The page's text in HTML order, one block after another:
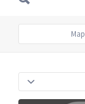
Map